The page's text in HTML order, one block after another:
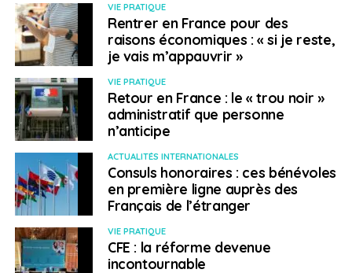
VIE PRATIQUE
Rentrer en France pour des
raisons économiques : « si je reste,
je vais m’appauvrir »
VIE PRATIQUE
Retour en France : le « trou noir »
administratif que personne
n’anticipe
ACTUALITÉS INTERNATIONALES
Consuls honoraires : ces bénévoles
en première ligne auprès des
Français de l’étranger
VIE PRATIQUE
CFE : la réforme devenue
incontournable